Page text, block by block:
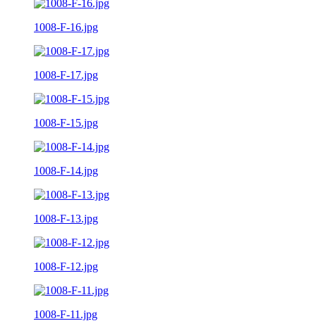
1008-F-16.jpg
1008-F-17.jpg
1008-F-15.jpg
1008-F-14.jpg
1008-F-13.jpg
1008-F-12.jpg
1008-F-11.jpg